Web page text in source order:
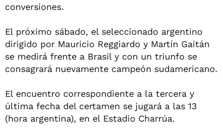
conversiones.
El próximo sábado, el seleccionado argentino
dirigido por Mauricio Reggiardo y Martín Gaitán
se medirá frente a Brasil y con un triunfo se
consagrará nuevamente campeón sudamericano.
El encuentro correspondiente a la tercera y
última fecha del certamen se jugará a las 13
(hora argentina), en el Estadio Charrúa.